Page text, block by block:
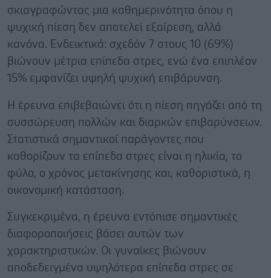
σκιαγραφώντας μια καθημερινότητα όπου η
ψυχική πίεση δεν αποτελεί εξαίρεση, αλλά
κανόνα. Ενδεικτικά: σχεδόν 7 στους 10 (69%)
βιώνουν μέτρια επίπεδα στρες, ενώ ένα επιπλέον
15% εμφανίζει υψηλή ψυχική επιβάρυνση.
Η έρευνα επιβεβαιώνει ότι η πίεση πηγάζει από τη
συσσώρευση πολλών και διαρκών επιβαρύνσεων.
Στατιστικά σημαντικοί παράγοντες που
καθορίζουν τα επίπεδα στρες είναι η ηλικία, το
φύλο, ο χρόνος μετακίνησης και, καθοριστικά, η
οικονομική κατάσταση.
Συγκεκριμένα, η έρευνα εντόπισε σημαντικές
διαφοροποιήσεις βάσει αυτών των
χαρακτηριστικών. Οι γυναίκες βιώνουν
αποδεδειγμένα υψηλότερα επίπεδα στρες σε